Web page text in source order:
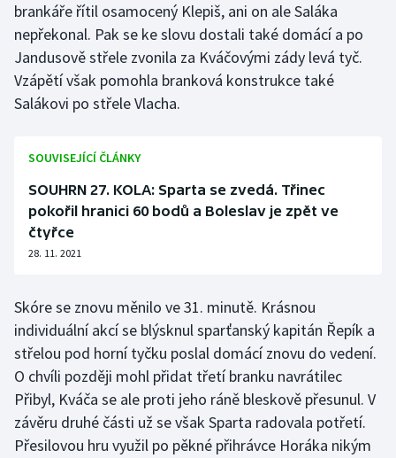
Sportovní střelba
Stolní tenis
Triatlon
Veslování
Vodní slalom
Volejbal
brankáře řítil osamocený Klepiš, ani on ale Saláka
nepřekonal. Pak se ke slovu dostali také domácí a po
Jandusově střele zvonila za Kváčovými zády levá tyč.
Vzápětí však pomohla branková konstrukce také
Salákovi po střele Vlacha.
SOUVISEJÍCÍ ČLÁNKY
SOUHRN 27. KOLA: Sparta se zvedá. Třinec
pokořil hranici 60 bodů a Boleslav je zpět ve
čtyřce
28. 11. 2021
Skóre se znovu měnilo ve 31. minutě. Krásnou
individuální akcí se blýsknul sparťanský kapitán Řepík a
střelou pod horní tyčku poslal domácí znovu do vedení.
O chvíli později mohl přidat třetí branku navrátilec
Přibyl, Kváča se ale proti jeho ráně bleskově přesunul. V
závěru druhé části už se však Sparta radovala potřetí.
Přesilovou hru využil po pěkné přihrávce Horáka nikým